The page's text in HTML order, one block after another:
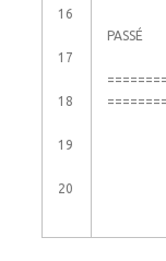
16
17
18
19
20
PASSÉ
======
======